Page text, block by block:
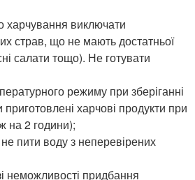
харчування виключати
страв, що не мають достатньої
салати тощо). Не готувати
режиму при зберіганні
харчові продукти при
на 2 години);
пити воду з неперевірених
неможливості придбання